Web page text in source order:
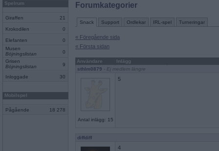
Spelrum
Giraffen 21
Krokodilen 0
Elefanten
0
Musen
Böjningslistan
0
Grisen
Böjningslistan
9
Inloggade 30
Mobilspel
Pågående 18 278
Forumkategorier
Snack Support Ordlekar IRL-spel Turneringar
« Föregående sida
« Första sidan
Användare
Inlägg
sthlm0879 - Ej medlem längre
Antal inlägg: 15
5
diffdiff
4